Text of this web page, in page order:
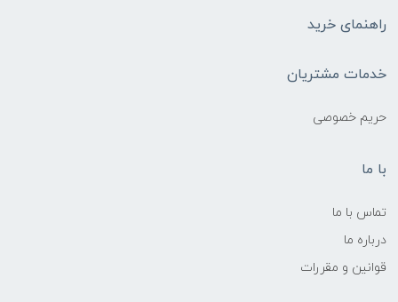
راهنمای خرید
خدمات مشتریان
حریم خصوصی
با ما
تماس با ما
درباره ما
قوانین و مقررات